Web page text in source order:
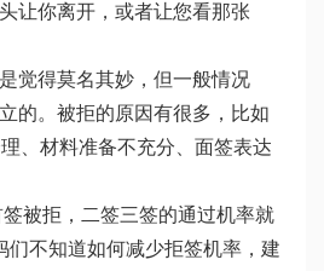
让你离开，或者让您看那张
觉得莫名其妙，但一般情况
的。被拒的原因有很多，比如
、材料准备不充分、面签表达
被拒，二签三签的通过机率就
们不知道如何减少拒签机率，建